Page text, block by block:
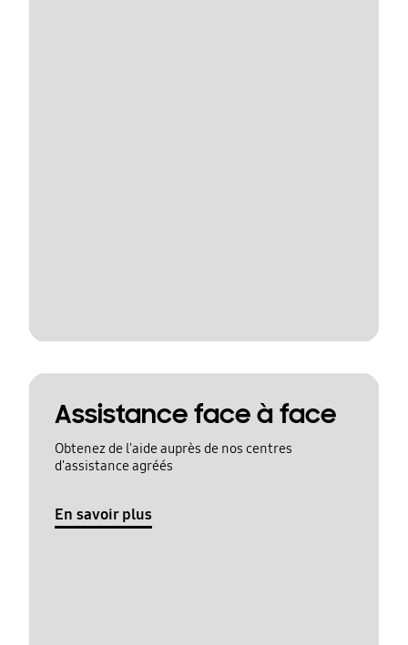
Assistance face à face
Obtenez de l'aide auprès de nos centres
d'assistance agréés
En savoir plus